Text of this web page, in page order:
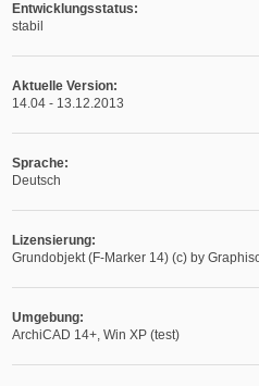
Entwicklungsstatus:
stabil
Aktuelle Version:
14.04 - 13.12.2013
Sprache:
Deutsch
Lizensierung:
Grundobjekt (F-Marker 14) (c) by
Umgebung:
ArchiCAD 14+, Win XP (test)